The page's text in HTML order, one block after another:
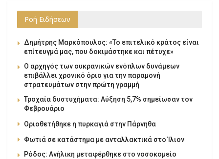
Ροή Ειδήσεων
Δημήτρης Μαρκόπουλος: «Το επιτελικό κράτος είναι
επίτευγμά μας, που δοκιμάστηκε και πέτυχε»
Ο αρχηγός των ουκρανικών ενόπλων δυνάμεων
επιβάλλει χρονικό όριο για την παραμονή
στρατευμάτων στην πρώτη γραμμή
Τροχαία δυστυχήματα: Αύξηση 5,7% σημείωσαν τον
Φεβρουάριο
Οριοθετήθηκε η πυρκαγιά στην Πάρνηθα
Φωτιά σε κατάστημα με ανταλλακτικά στο Ίλιον
Ρόδος: Ανήλικη μεταφέρθηκε στο νοσοκομείο